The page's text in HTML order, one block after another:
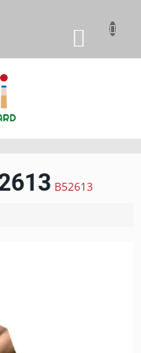
KOŠÍK
B52613